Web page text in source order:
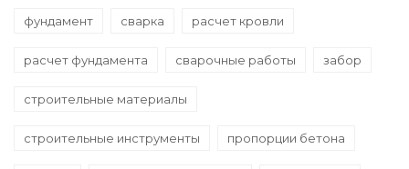
фундамент сварка расчет кровли
расчет фундамента сварочные работы забор
строительные материалы
строительные инструменты пропорции бетона